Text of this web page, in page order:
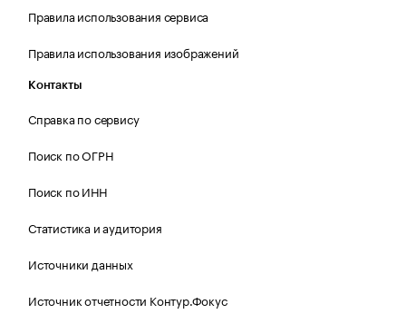
Правила использования сервиса
Правила использования изображений
Контакты
Справка по сервису
Поиск по ОГРН
Поиск по ИНН
Статистика и аудитория
Источники данных
Источник отчетности Контур.Фокус